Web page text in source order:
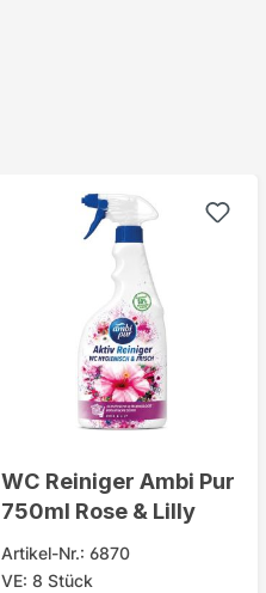
WC Reiniger Ambi Pur
750ml Rose & Lilly
Artikel-Nr.: 6870
VE: 8 Stück